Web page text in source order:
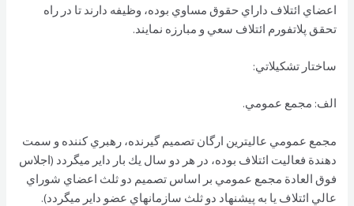
اعضاي ائتلاف داراي حقوق مساوي بوده، وظيفه دارند تا در راه
تحقق پلاتفورم ائتلاف سعي و مبارزه نمايند.
ساختار تشكيلاتي:
الف: مجمع عمومي.
مجمع عمومي عاليترين ارگان تصميم گيرنده، رهبري كننده و سمت
دهندة فعاليت ائتلاف بوده، در هر دو سال يك بار داير ميگردد (اجلاس
فوق العادة مجمع عمومي بر اساس تصميم دو ثلث اعضاي شوراي
عالي ائتلاف يا به پيشنهاد دو ثلث سازمانهاي عضو داير ميگردد).